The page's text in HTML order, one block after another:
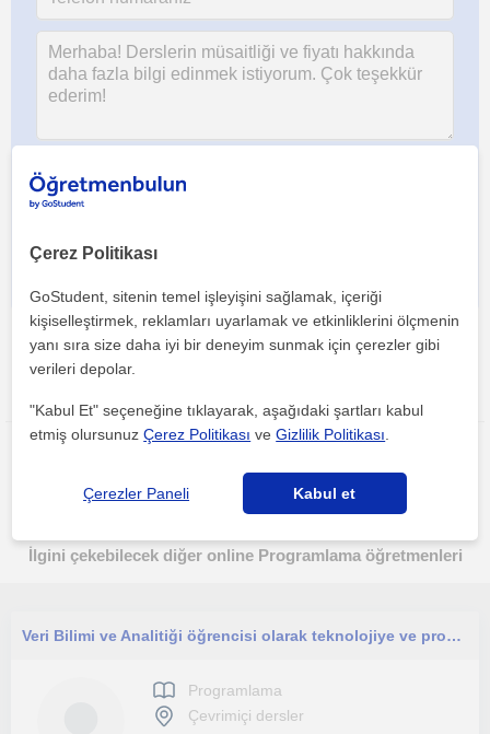
Her iki düğmeye tıklayarak,
politikamızıkabul etmiş olursunuz
İlgini çekebilecek diğer online Programlama öğretmenleri
Veri Bilimi ve Analitiği öğrencisi olarak teknolojiye ve programlamaya hevesliyim. Derslerim programlamaya heveslilere yönelik.
Programlama
Çevrimiçi dersler
Çerez Politikası
GoStudent, sitenin temel işleyişini sağlamak, içeriği
kişiselleştirmek, reklamları uyarlamak ve etkinliklerini ölçmenin
yanı sıra size daha iyi bir deneyim sunmak için çerezler gibi
verileri depolar.
"Kabul Et" seçeneğine tıklayarak, aşağıdaki şartları kabul
etmiş olursunuzÇerez Politikası veGizlilik Politikası
Çerezler Paneli Kabul et